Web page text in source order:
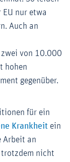
nur etwa
Auch an
von 10.000
hohen
gegenüber.
für ein
Krankheit ein
Arbeit an
trotzdem nicht